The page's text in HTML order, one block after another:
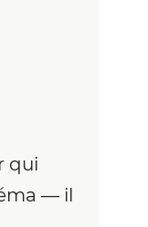
qui
— il